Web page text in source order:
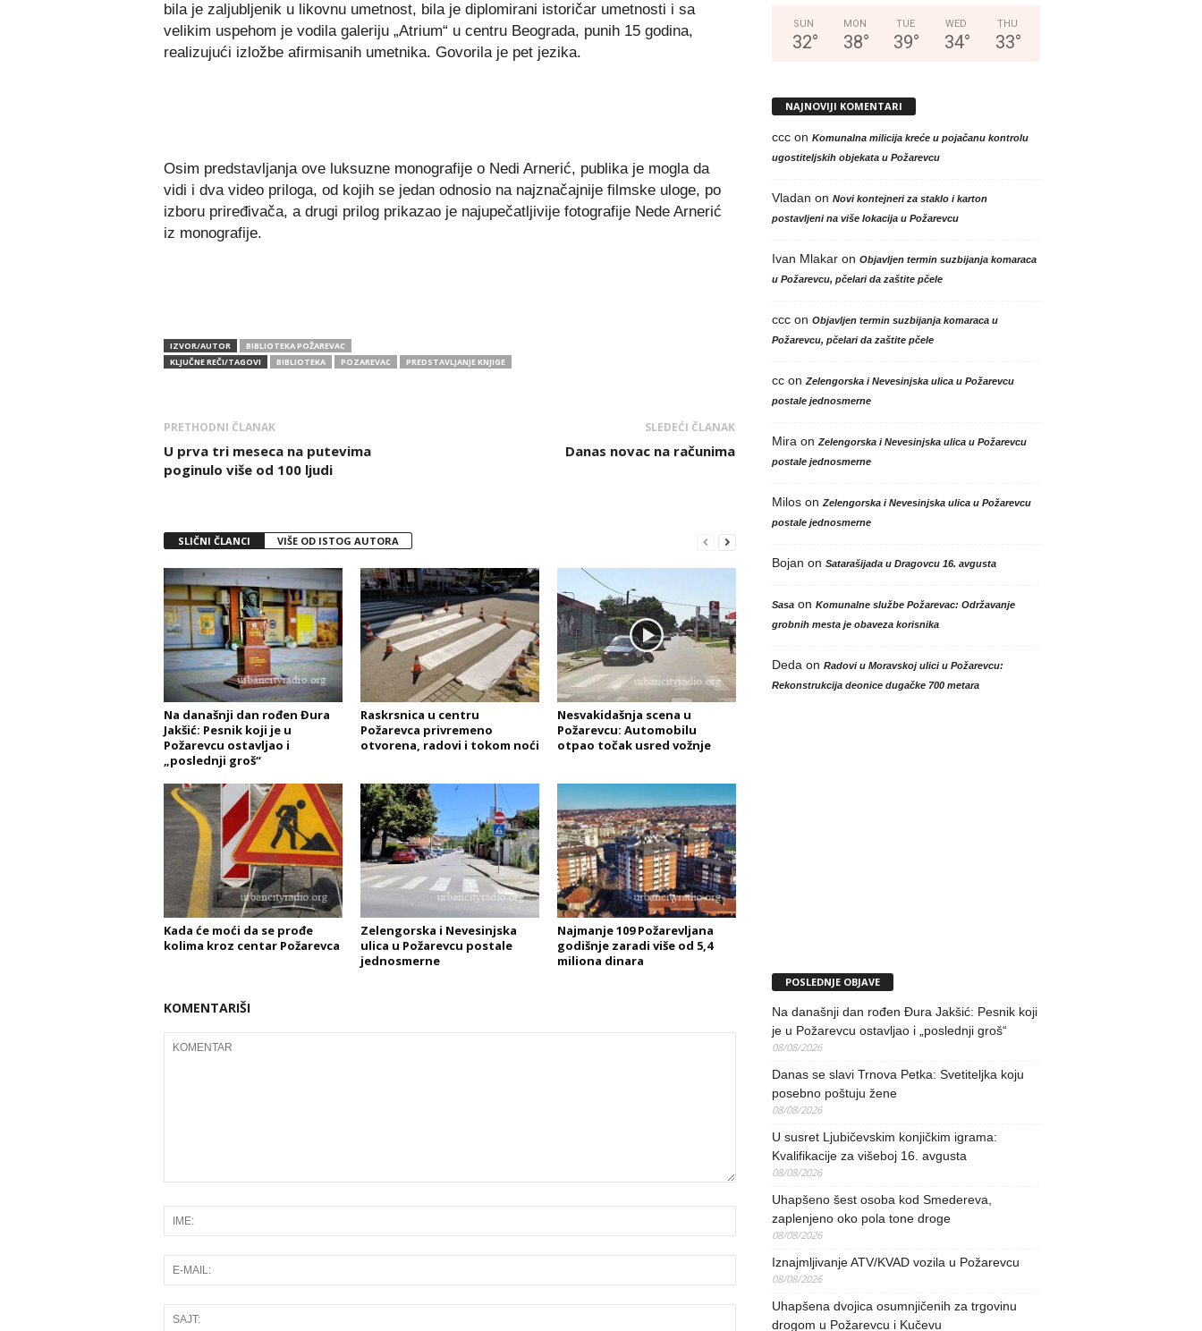
bila je zaljubljenik u likovnu umetnost, bila je diplomirani istoričar umetnosti i sa
velikim uspehom je vodila galeriju „Atrium“ u centru Beograda, punih 15 godina,
realizujući izložbe afirmisanih umetnika. Govorila je pet jezika.
Osim predstavljanja ove luksuzne monografije o Nedi Arnerić, publika je mogla da
vidi i dva video priloga, od kojih se jedan odnosio na najznačajnije filmske uloge, po
izboru priređivača, a drugi prilog prikazao je najupečatljivije fotografije Nede Arnerić
iz monografije.
IZVOR/AUTOR
BIBLIOTEKA POŽAREVAC
KLJUČNE REČI/TAGOVI
BIBLIOTEKA POZAREVAC PREDSTAVLJANJE KNJIGE
PRETHODNI ČLANAK
U prva tri meseca na putevima
poginulo više od 100 ljudi
SLEDEĆI ČLANAK
Danas novac na računima
SLIČNI ČLANCI VIŠE OD ISTOG AUTORA
Na današnji dan rođen Đura
Jakšić: Pesnik koji je u
Požarevcu ostavljao i
„poslednji groš“
Raskrsnica u centru
Požarevca privremeno
otvorena, radovi i tokom noći
Nesvakidašnja scena u
Požarevcu: Automobilu
otpao točak usred vožnje
Kada će moći da se prođe
kolima kroz centar Požarevca
Zelengorska i Nevesinjska
ulica u Požarevcu postale
jednosmerne
Najmanje 109 Požarevljana
godišnje zaradi više od 5,4
miliona dinara
KOMENTARIŠI
SUN
32°
MON
38°
TUE
39°
WED
34°
THU
33°
NAJNOVIJI KOMENTARI
cccon Komunalna milicija kreće u pojačanu kontrolu
ugostiteljskih objekata u Požarevcu
Vladan on Novi kontejneri za staklo i karton
postavljeni na više lokacija u Požarevcu
Ivan Mlakaron Objavljen termin suzbijanja komaraca
u Požarevcu, pčelari da zaštite pčele
cccon Objavljen termin suzbijanja komaraca u
Požarevcu, pčelari da zaštite pčele
ccon Zelengorska i Nevesinjska ulica u Požarevcu
postale jednosmerne
Mira on Zelengorska i Nevesinjska ulica u Požarevcu
postale jednosmerne
Miloson Zelengorska i Nevesinjska ulica u Požarevcu
postale jednosmerne
Bojan on Satarašijada u Dragovcu 16. avgusta
Sasaon Komunalne službe Požarevac: Održavanje
grobnih mesta je obaveza korisnika
Deda on Radovi u Moravskoj ulici u Požarevcu:
Rekonstrukcija deonice dugačke 700 metara
POSLEDNJE OBJAVE
Na današnji dan rođen Đura Jakšić: Pesnik koji
je u Požarevcu ostavljao i „poslednji groš“
08/08/2026
Danas se slavi Trnova Petka: Svetiteljka koju
posebno poštuju žene
08/08/2026
U susret Ljubičevskim konjičkim igrama:
Kvalifikacije za višeboj 16. avgusta
08/08/2026
Uhapšeno šest osoba kod Smedereva,
zaplenjeno oko pola tone droge
08/08/2026
Iznajmljivanje ATV/KVAD vozila u Požarevcu
08/08/2026
Uhapšena dvojica osumnjičenih za trgovinu
drogom u Požarevcu i Kučevu